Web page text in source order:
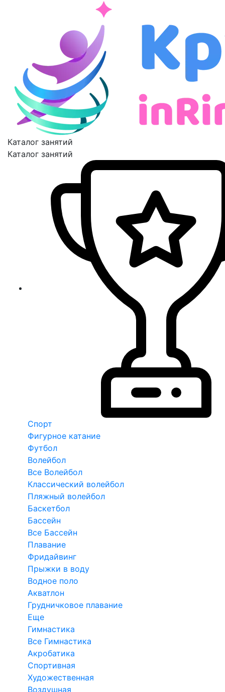
Каталог занятий
Каталог занятий
Спорт
Фигурное катание
Футбол
Волейбол
Все Волейбол
Классический волейбол
Пляжный волейбол
Баскетбол
Бассейн
Все Бассейн
Плавание
Фридайвинг
Прыжки в воду
Водное поло
Акватлон
Грудничковое плавание
Еще
Гимнастика
Все Гимнастика
Акробатика
Спортивная
Художественная
Воздушная